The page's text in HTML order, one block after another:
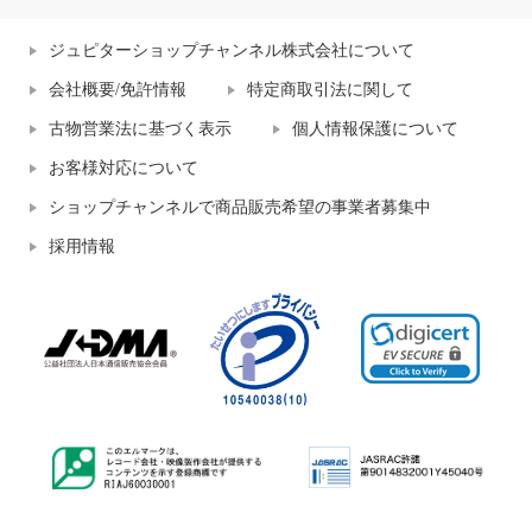
ジュピターショップチャンネル株式会社について
会社概要/免許情報 特定商取引法に関して
古物営業法に基づく表示 個人情報保護について
お客様対応について
ショップチャンネルで商品販売希望の事業者募集中
採用情報